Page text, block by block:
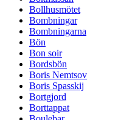
Bollhusmötet
Bombningar
Bombningarna
Bön
Bon soir
Bordsbön
Boris Nemtsov
Boris Spasskij
Bortgjord
Borttappat